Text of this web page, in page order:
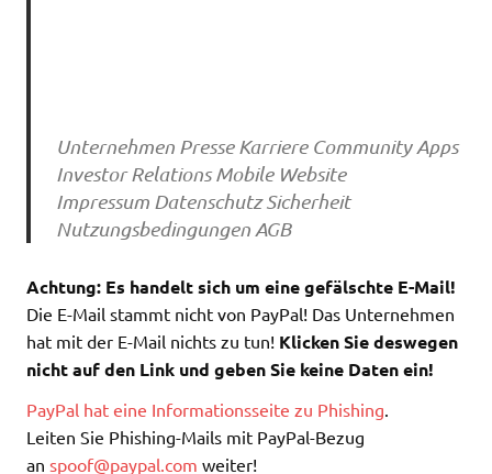
Unternehmen Presse Karriere Community Apps
Investor Relations Mobile Website
Impressum Datenschutz Sicherheit
Nutzungsbedingungen AGB
Achtung: Es handelt sich um eine gefälschte E-Mail!
Die E-Mail stammt nicht von PayPal! Das Unternehmen
hat mit der E-Mail nichts zu tun! Klicken Sie deswegen
nicht auf den Link und geben Sie keine Daten ein!
PayPal hat eine Informationsseite zu Phishing.
Leiten Sie Phishing-Mails mit PayPal-Bezug
an spoof@paypal.com weiter!